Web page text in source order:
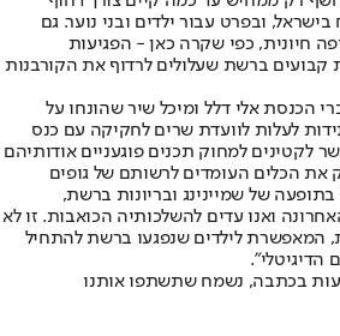
ובפרט עבור ילדים ובני נוער. גם
חיונית, כפי שקרה כאן - הפגיעות
קבועים ברשת שעלולים לרדוף את הקורבנות
הכנסת אלי דלל ומיכל שיר שהונחו על
לעלות לוועדת שרים לחקיקה עם כנס
לקטינים למחוק תכנים פוגעניים אודותיהם
את הכלים העומדים לרשותם של גופים
כמו מטה 105 לטפל בתופעה של שמיינינג ובריונות ברשת,
ואנו עדים להשלכותיה הכואבות. זו לא
המאפשרת לילדים שנפגעו ברשת להתחיל
הדיגיטלי״.
בכתבה, נשמח שתשתפו אותנו